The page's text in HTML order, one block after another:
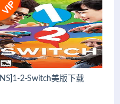
[NS]1-2-Switch美版下载